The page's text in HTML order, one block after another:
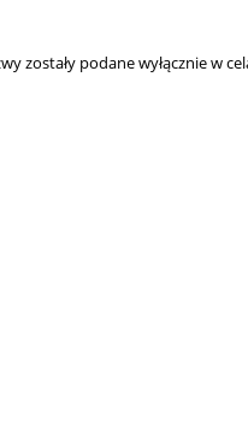
zostały podane wyłącznie w